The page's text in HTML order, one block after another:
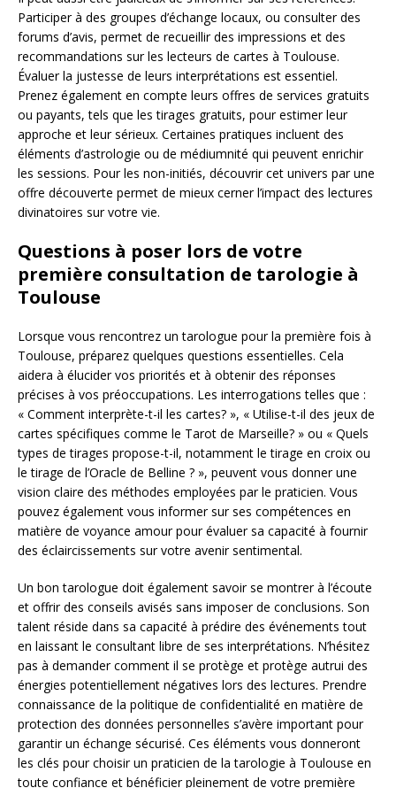
Participer à des groupes d’échange locaux, ou consulter des
forums d’avis, permet de recueillir des impressions et des
recommandations sur les lecteurs de cartes à Toulouse.
Évaluer la justesse de leurs interprétations est essentiel.
Prenez également en compte leurs offres de services gratuits
ou payants, tels que les tirages gratuits, pour estimer leur
approche et leur sérieux. Certaines pratiques incluent des
éléments d’astrologie ou de médiumnité qui peuvent enrichir
les sessions. Pour les non-initiés, découvrir cet univers par une
offre découverte permet de mieux cerner l’impact des lectures
divinatoires sur votre vie.
Questions à poser lors de votre
première consultation de tarologie à
Toulouse
Lorsque vous rencontrez un tarologue pour la première fois à
Toulouse, préparez quelques questions essentielles. Cela
aidera à élucider vos priorités et à obtenir des réponses
précises à vos préoccupations. Les interrogations telles que :
« Comment interprète-t-il les cartes? », « Utilise-t-il des jeux de
cartes spécifiques comme le Tarot de Marseille? » ou « Quels
types de tirages propose-t-il, notamment le tirage en croix ou
le tirage de l’Oracle de Belline ? », peuvent vous donner une
vision claire des méthodes employées par le praticien. Vous
pouvez également vous informer sur ses compétences en
matière de voyance amour pour évaluer sa capacité à fournir
des éclaircissements sur votre avenir sentimental.
Un bon tarologue doit également savoir se montrer à l’écoute
et offrir des conseils avisés sans imposer de conclusions. Son
talent réside dans sa capacité à prédire des événements tout
en laissant le consultant libre de ses interprétations. N’hésitez
pas à demander comment il se protège et protège autrui des
énergies potentiellement négatives lors des lectures. Prendre
connaissance de la politique de confidentialité en matière de
protection des données personnelles s’avère important pour
garantir un échange sécurisé. Ces éléments vous donneront
les clés pour choisir un praticien de la tarologie à Toulouse en
toute confiance et bénéficier pleinement de votre première